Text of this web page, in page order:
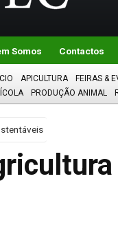
Somos Contactos
APICULTURA FEIRAS &
PRODUÇÃO ANIMAL